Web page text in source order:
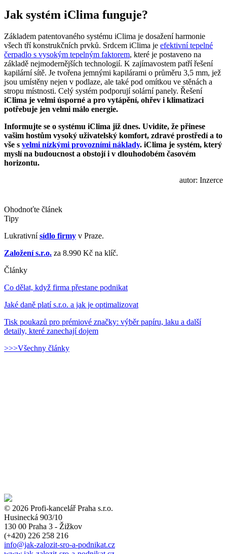
Jak systém iClima funguje?
Základem patentovaného systému iClima je dosažení harmonie
všech tří konstrukčních prvků. Srdcem iClima je efektivní tepelné
čerpadlo s vysokým tepelným faktorem, které je postaveno na
základě nejmodernějších technologií. K zajímavostem patří řešení
kapilární sítě. Je tvořena jemnými kapilárami o průměru 3,5 mm, jež
jsou umístěny nejen v podlaze, ale také pod omítkou ve stěnách a
stropu místnosti. Celý systém podporují solární panely. Řešení
iClima je velmi úsporné a pro vytápění, ohřev i klimatizaci
potřebuje jen velmi málo energie.
Informujte se o systému iClima již dnes. Uvidíte, že přinese
vašim hostům vysoký uživatelský komfort, zdravé prostředí a to
vše s velmi nízkými provozními náklady. iClima je systém, který
myslí na budoucnost a obstojí i v dlouhodobém časovém
horizontu.
autor: Inzerce
Ohodnoťte článek
Tipy
Lukrativnísídlo firmy v Praze.
Založení s.r.o. za 8.990 Kč na klíč.
Články
Co dělat, když firma přestane podnikat
Jaké daně platí s.r.o. a jak je optimalizovat
Tisk poukazů pro prémiové značky: výběr papíru, laku a další
detaily, které zanechají dojem
>>>Všechny články
© 2026 Profi-kancelář Praha s.r.o.
Husinecká 903/10
130 00 Praha 3 - Žižkov
(+420) 226 258 216
info@jak-zalozit-sro-a-podnikat.cz